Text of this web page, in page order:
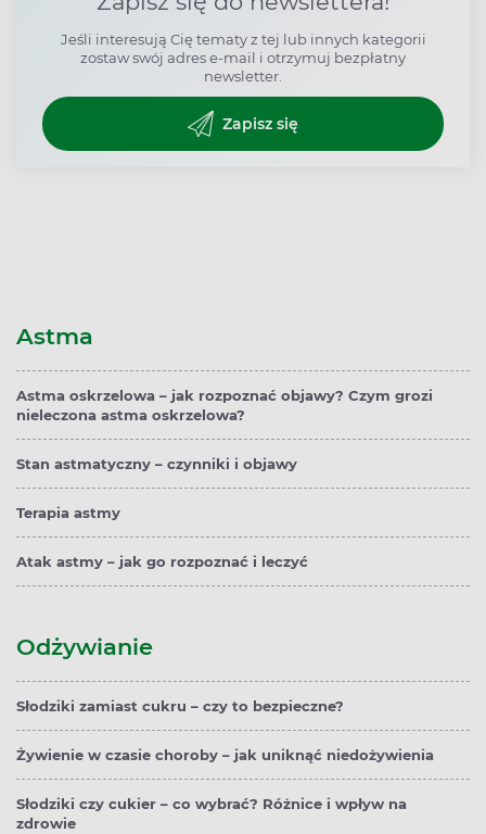
Jeśli interesują Cię tematy z tej lub innych kategorii
zostaw swój adres e-mail i otrzymuj bezpłatny
newsletter.
Zapisz się
Astma
Astma oskrzelowa – jak rozpoznać objawy? Czym grozi
nieleczona astma oskrzelowa?
Stan astmatyczny – czynniki i objawy
Terapia astmy
Atak astmy – jak go rozpoznać i leczyć
Odżywianie
Słodziki zamiast cukru – czy to bezpieczne?
Żywienie w czasie choroby – jak uniknąć niedożywienia
Słodziki czy cukier – co wybrać? Różnice i wpływ na
zdrowie